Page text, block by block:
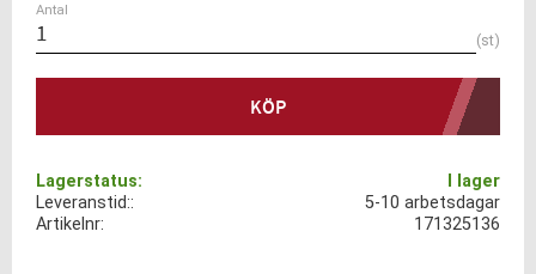
Antal
st
KÖP
Lagerstatus I lager
Artikelnr 171325136
Leveranstid: 5-10 arbetsdagar